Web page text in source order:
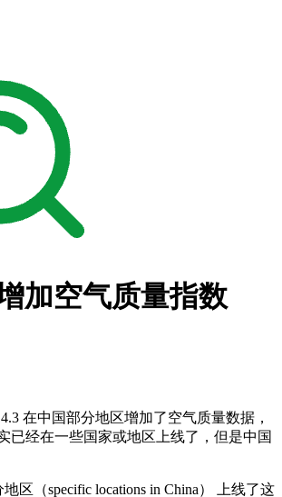
加空气质量指数
在中国部分地区增加了空气质量数据，
已经在一些国家或地区上线了，但是中国
区（specific locations in China） 上线了这